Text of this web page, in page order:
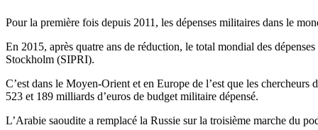
Pour la première fois depuis 2011, les dépenses militaires dans le
En 2015, après quatre ans de réduction, le total mondial des
Stockholm (SIPRI).
C’est dans le Moyen-Orient et en Europe de l’est que les
523 et 189 milliards d’euros de budget militaire dépensé.
L’Arabie saoudite a remplacé la Russie sur la troisième marche du